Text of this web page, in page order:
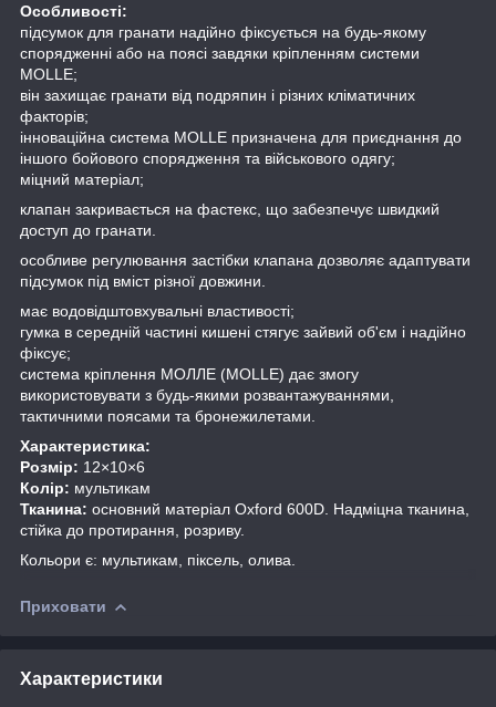
Особливості:
підсумок для гранати надійно фіксується на будь-якому
спорядженні або на поясі завдяки кріпленням системи
MOLLE;
він захищає гранати від подряпин і різних кліматичних
факторів;
інноваційна система MOLLE призначена для приєднання до
іншого бойового спорядження та військового одягу;
міцний матеріал;
клапан закривається на фастекс, що забезпечує швидкий
доступ до гранати.
особливе регулювання застібки клапана дозволяє адаптувати
підсумок під вміст різної довжини.
має водовідштовхувальні властивості;
гумка в середній частині кишені стягує зайвий об'єм і надійно
фіксує;
система кріплення МОЛЛЕ (MOLLE) дає змогу
використовувати з будь-якими розвантажуваннями,
тактичними поясами та бронежилетами.
Характеристика:
Розмір: 12×10×6
Колір: мультикам
Тканина: основний матеріал Oxford 600D. Надміцна тканина,
стійка до протирання, розриву.
Кольори є: мультикам, піксель, олива.
Приховати
Характеристики